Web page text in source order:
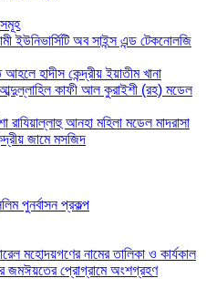
সমূহ
ইউনিভার্সিটি অব সাইন্স এন্ড টেকনোলজি
হাদীস কেন্দ্রীয় ইয়াতীম খানা
কাফী আল কুরাইশী (রহ) মডেল
রাযিয়াল্লাহু আনহা মহিলা মডেল মাদরাসা
জামে মসজিদ
পুনর্বাসন প্রকল্প
মহোদয়গণের নামের তালিকা ও কার্যকাল
জমঈয়তের প্রোগ্রামে অংশগ্রহণ